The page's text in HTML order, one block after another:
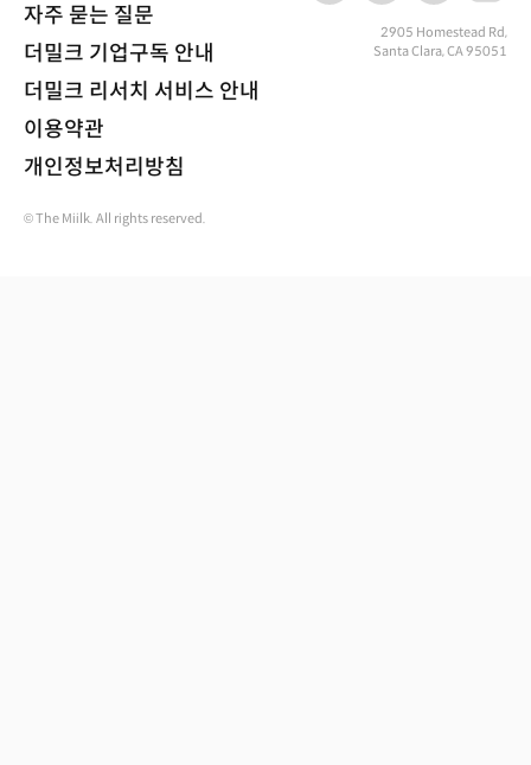
자주 묻는 질문
더밀크 기업구독 안내
더밀크 리서치 서비스 안내
이용약관
개인정보처리방침
2905 Homestead Rd,
Santa Clara, CA 95051
© The Miilk. All rights reserved.